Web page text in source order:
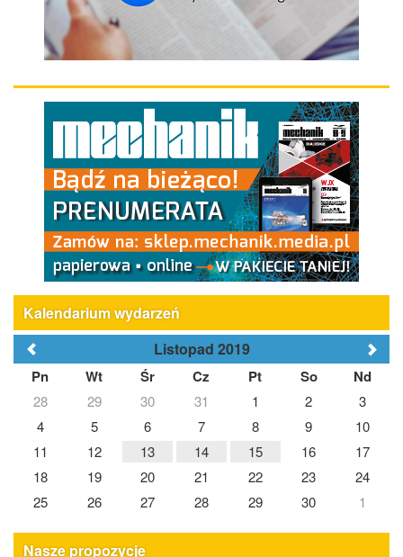
Kalendarium wydarzeń
Listopad 2019
Pn Wt Śr Cz Pt So Nd
28 29 30 31 1 2
3
4
5 6 7 8 9
10
11
12 13 14 15 16
17
18
19 20 21 22 23
24
25
26 27 28 29 30 1
Nasze propozycje